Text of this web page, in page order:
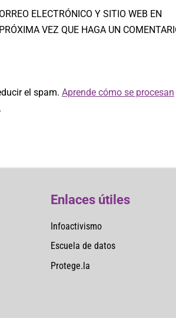
ELECTRÓNICO Y SITIO WEB EN
VEZ QUE HAGA UN
el spam. Aprende cómo se procesan
Enlaces útiles
Infoactivismo
Escuela de datos
Protege.la